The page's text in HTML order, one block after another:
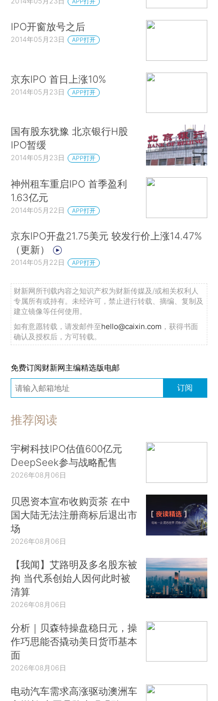
IPO开窗放号之后
2014年05月23日 APP打开
京东IPO 首日上涨10%
2014年05月23日 APP打开
国有股东犹豫 北京银行H股
IPO暂缓
2014年05月23日 APP打开
神州租车重启IPO 首季盈利
1.63亿元
2014年05月22日 APP打开
京东IPO开盘21.75美元 较发行价上涨14.47%
（更新）
2014年05月22日 APP打开
财新网所刊载内容之知识产权为财新传媒及/或相关权利人
专属所有或持有。未经许可，禁止进行转载、摘编、复制及
建立镜像等任何使用。
如有意愿转载，请发邮件至hello@caixin.com ，获得书面
确认及授权后，方可转载。
免费订阅财新网主编精选版电邮
订阅
推荐阅读
宇树科技IPO估值600亿元
DeepSeek参与战略配售
2026年08月06日
贝恩资本宣布收购贡茶 在中
国大陆无法注册商标后退出市
场
2026年08月06日
【我闻】艾路明及多名股东被
拘 当代系创始人因何此时被
清算
2026年08月06日
分析｜贝森特操盘稳日元，操
作巧思能否撬动美日货币基本
面
2026年08月06日
电动汽车需求高涨驱动澳洲车